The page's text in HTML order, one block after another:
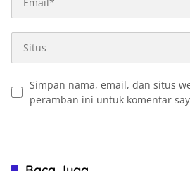
Simpan nama, email, dan situs
peramban ini untuk komentar